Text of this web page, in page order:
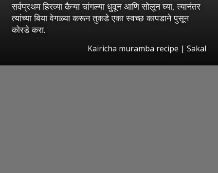
सर्वप्रथम हिरव्या कैऱ्या चांगल्या धुवून आणि सोलून घ्या, त्यानंतर
त्यांच्या बिया वेगळ्या करून तुकडे एका स्वच्छ कापडाने पुसून
कोरडे करा.
Kairicha muramba recipe | Sakal